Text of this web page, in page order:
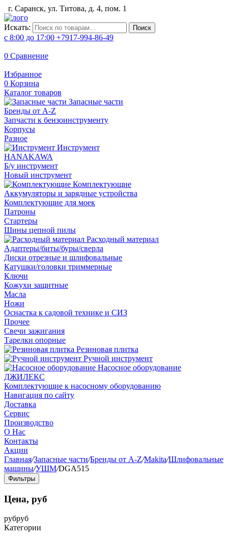
г. Саранск, ул. Титова, д. 4, пом. 1
Искать: Поиск
с 8:00 до 17:00 +7917-994-86-49
0 Сравнение
Избранное
0 Корзина
Каталог товаров
Запасные части
Бренды от A-Z
Запчасти к бензоинструменту
Корпусы
Разное
Инструмент
HANAKAWA
Б/у инструмент
Новый инструмент
Комплектующие
Аккумуляторы и зарядные устройства
Комплектующие для моек
Патроны
Стартеры
Шины цепной пилы
Расходный материал
Адаптеры/биты/буры/сверла
Диски отрезные и шлифовальные
Катушки/головки триммерные
Ключи
Кожухи защитные
Масла
Ножи
Оснастка к садовой технике и СИЗ
Прочее
Свечи зажигания
Тарелки опорные
Резиновая плитка
Ручной инструмент
Насосное оборудование
ДЖИЛЕКС
Комплектующие к насосному оборудованию
Навигация по сайту
Доставка
Сервис
Производство
О Нас
Контакты
Акции
Главная/Запасные части/Бренды от A-Z/Makita/Шлифовальные
машины/УШМ/DGA515
Фильтры
Цена, руб
рубруб
Категории